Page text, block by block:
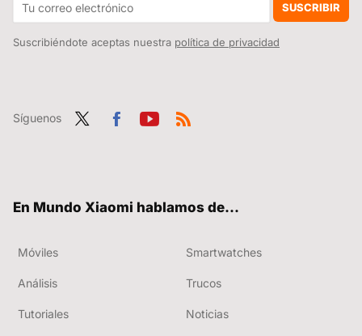
SUSCRIBIR
Suscribiéndote aceptas nuestra política de privacidad
Síguenos
En Mundo Xiaomi hablamos de...
Móviles Smartwatches
Análisis Trucos
Tutoriales Noticias